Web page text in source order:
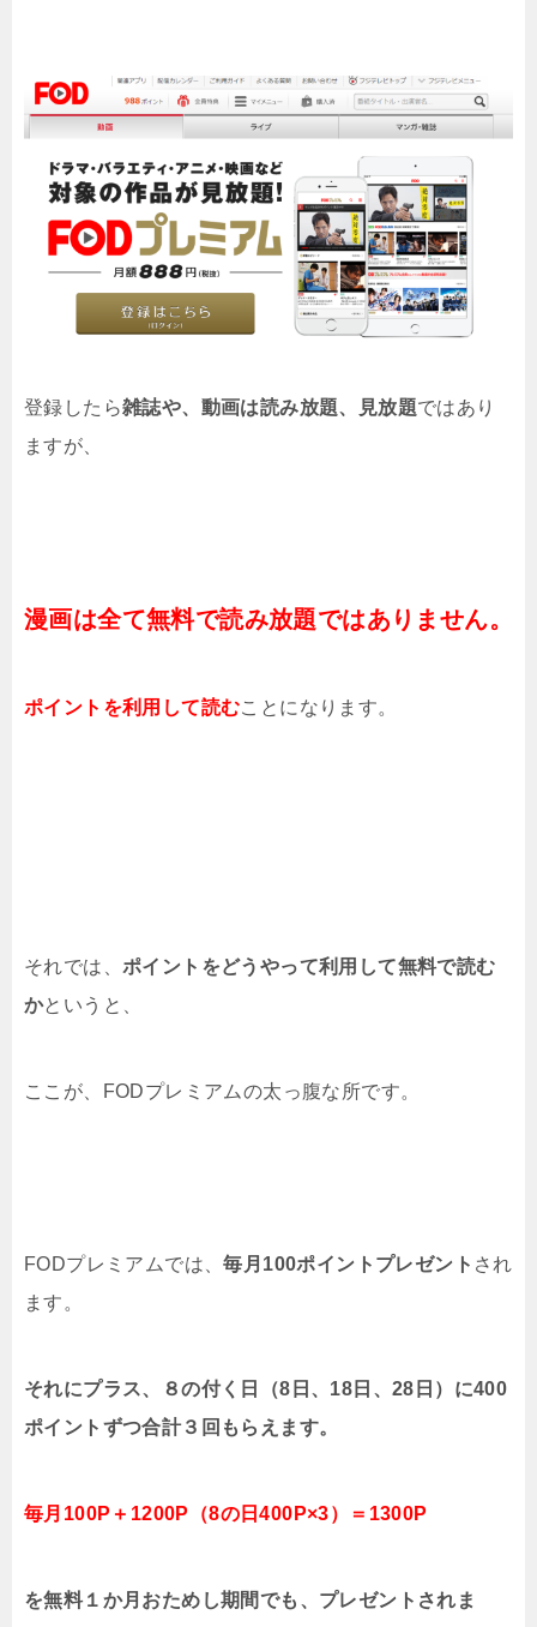
登録したら雑誌や、動画は読み放題、見放題ではあり
ますが、
漫画は全て無料で読み放題ではありません。
ポイントを利用して読むことになります。
それでは、 ポイントをどうやって利用して無料で読む
かというと、
ここが、FODプレミアムの太っ腹な所です。
FODプレミアムでは、毎月100ポイントプレゼント され
ます。
それにプラス、８の付く日（8日、18日、28日）に400
ポイントずつ合計３回もらえます。
毎月100P＋1200P（8の日400P×3）＝1300P
を無料１か月おためし期間でも、プレゼントされま